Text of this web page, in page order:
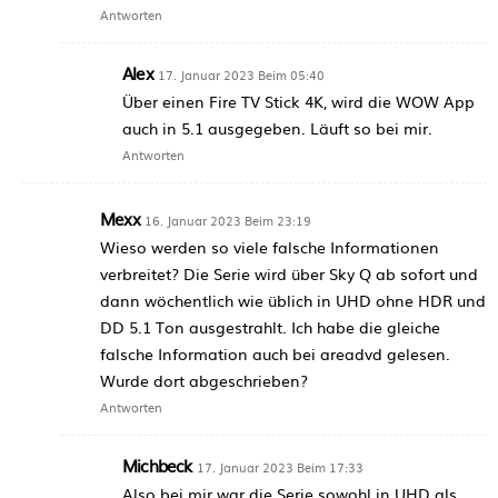
Antworten
Alex 17. Januar 2023 Beim 05:40
Über einen Fire TV Stick 4K, wird die WOW App
auch in 5.1 ausgegeben. Läuft so bei mir.
Antworten
Mexx 16. Januar 2023 Beim 23:19
Wieso werden so viele falsche Informationen
verbreitet? Die Serie wird über Sky Q ab sofort und
dann wöchentlich wie üblich in UHD ohne HDR und
DD 5.1 Ton ausgestrahlt. Ich habe die gleiche
falsche Information auch bei areadvd gelesen.
Wurde dort abgeschrieben?
Antworten
Michbeck 17. Januar 2023 Beim 17:33